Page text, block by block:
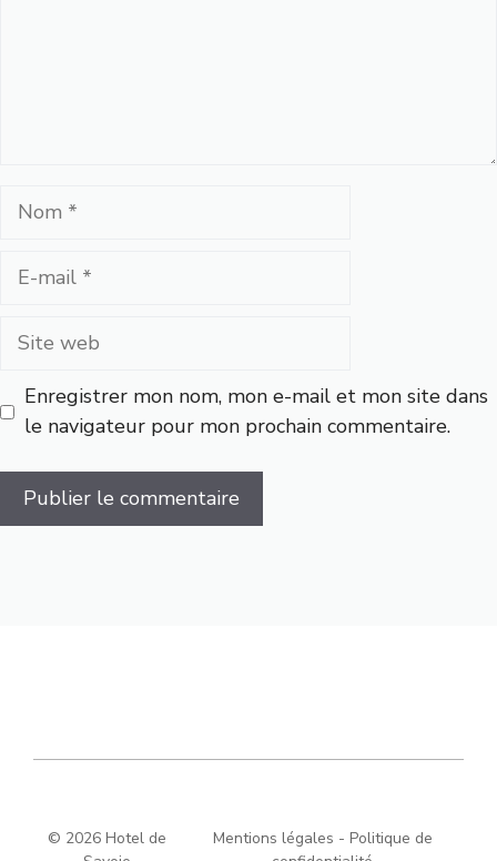
Nom
Site
Enregistrer mon nom, mon e-mail et mon site dans
le navigateur pour mon prochain commentaire.
© 2026 Hotel de
Mentions légales - Politique de